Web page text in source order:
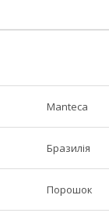
Manteca
Бразилія
Порошок